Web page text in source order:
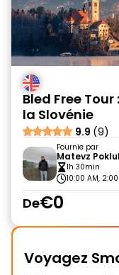
Bled Free
la Slovénie
9.9 (9)
Fournie par
Matevz
1h 30min
10:00 AM, 2:00
De€0
Voyagez